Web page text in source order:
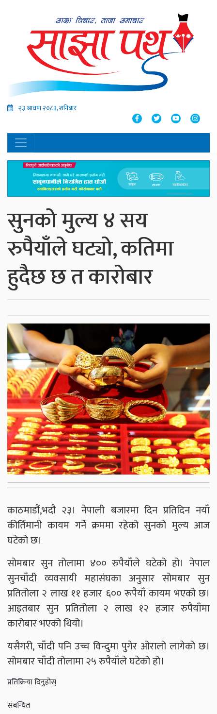
२३ श्रावण २०८३, शनिबार
सुनको मुल्य ४ सय
रुपैयाँले घट्यो, कतिमा
हुदैछ छ त कारोबार
काठमाडौं,भदौ २३। नेपाली बजारमा दिन प्रतिदिन नयाँ
कीर्तिमानी कायम गर्ने क्रममा रहेको सुनको मुल्य आज
घटेको छ।
सोमबार सुन तोलामा ४०० रुपैयाँले घटेको हो। नेपाल
सुनचाँदी व्यवसायी महासंघका अनुसार सोमबार सुन
प्रतितोला २ लाख ११ हजार ६०० रूपैयाँ कायम भएको छ।
आइतबार सुन प्रतितोला २ लाख १२ हजार रुपैयाँमा
कारोबार भएको थियो।
यसैगरी, चाँदी पनि उच्च विन्दुमा पुगेर ओरालो लागेको छ।
सोमबार चाँदी तोलामा २५ रुपैयाँले घटेको हो।
प्रतिक्रिया दिनुहोस्
संबन्धित